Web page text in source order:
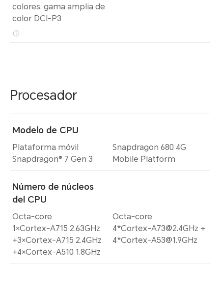
colores, gama amplia de
color DCI-P3
Procesador
Modelo de CPU
Plataforma móvil
Snapdragon® 7 Gen 3
Número de núcleos
del CPU
Octa-core
1×Cortex-A715 2.63GHz
+3×Cortex-A715 2.4GHz
+4×Cortex-A510 1.8GHz
Snapdragon 680 4G
Mobile Platform
Octa-core
4*Cortex-A73@2.4GHz +
4*Cortex-A53@1.9GHz